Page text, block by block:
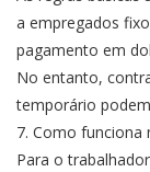
a empregados
pagamento em
No entanto,
temporário
7. Como funciona
Para o